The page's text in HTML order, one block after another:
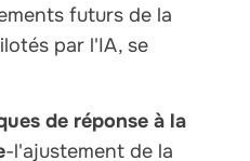
futurs de la
par l'IA, se
de réponse à la
-l'ajustement de la